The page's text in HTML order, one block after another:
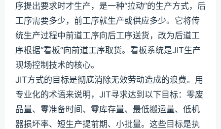
序提出要求时才生产，是一种“拉动”的生产方式，后
工序需要多少，前工序就生产或供应多少。它将传
统生产过程中前道工序向后工序送货，改为后道工
序根据“看板”向前道工序取货。看板系统是JIT生产
现场控制技术的核心。
JIT方式的目标是彻底消除无效劳动造成的浪费。用
专业化的术语来说明，JIT寻求达到以下目标：零废
品量、零准备时间、零库存量、最低搬运量、低机
器损坏率、短生产提前期、小批量。这些目标是执